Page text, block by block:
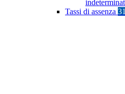
Tassi di assenza 31